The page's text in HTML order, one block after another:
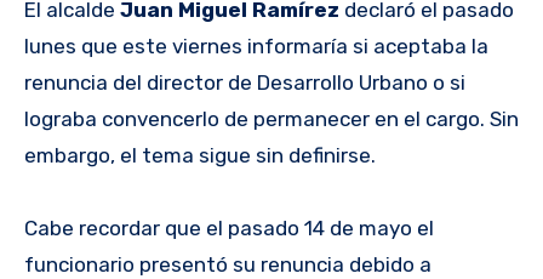
El alcalde Juan Miguel Ramírez declaró el pasado
lunes que este viernes informaría si aceptaba la
renuncia del director de Desarrollo Urbano o si
lograba convencerlo de permanecer en el cargo. Sin
embargo, el tema sigue sin definirse.
Cabe recordar que el pasado 14 de mayo el
funcionario presentó su renuncia debido a